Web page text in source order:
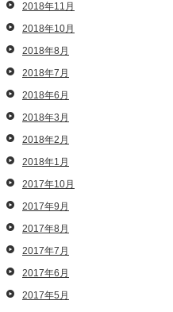
2018年11月
2018年10月
2018年8月
2018年7月
2018年6月
2018年3月
2018年2月
2018年1月
2017年10月
2017年9月
2017年8月
2017年7月
2017年6月
2017年5月